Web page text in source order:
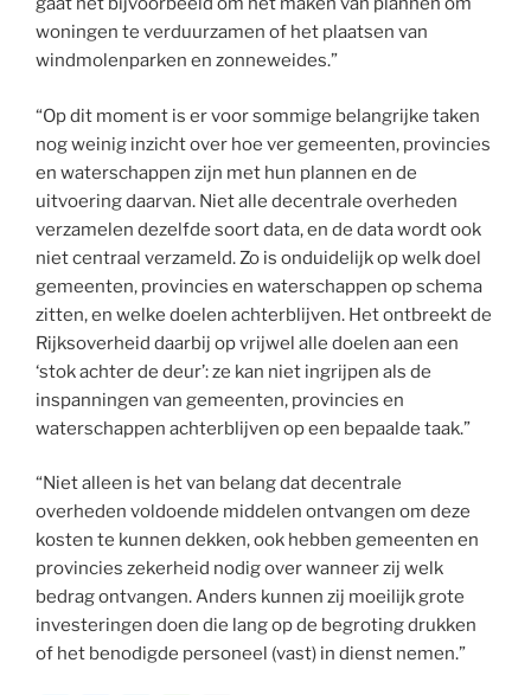
woningen te verduurzamen of het plaatsen van
windmolenparken en zonneweides.”
“Op dit moment is er voor sommige belangrijke taken
nog weinig inzicht over hoe ver gemeenten, provincies
en waterschappen zijn met hun plannen en de
uitvoering daarvan. Niet alle decentrale overheden
verzamelen dezelfde soort data, en de data wordt ook
niet centraal verzameld. Zo is onduidelijk op welk doel
gemeenten, provincies en waterschappen op schema
zitten, en welke doelen achterblijven. Het ontbreekt de
Rijksoverheid daarbij op vrijwel alle doelen aan een
‘stok achter de deur’: ze kan niet ingrijpen als de
inspanningen van gemeenten, provincies en
waterschappen achterblijven op een bepaalde taak.”
“Niet alleen is het van belang dat decentrale
overheden voldoende middelen ontvangen om deze
kosten te kunnen dekken, ook hebben gemeenten en
provincies zekerheid nodig over wanneer zij welk
bedrag ontvangen. Anders kunnen zij moeilijk grote
investeringen doen die lang op de begroting drukken
of het benodigde personeel (vast) in dienst nemen.”